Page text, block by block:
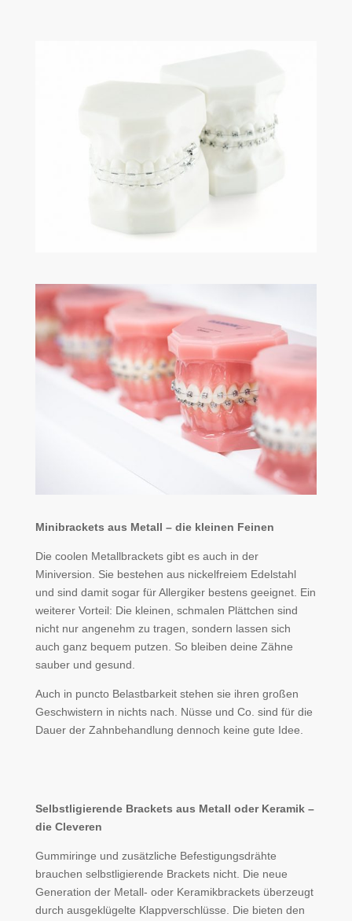
Minibrackets aus Metall – die kleinen Feinen
Die coolen Metallbrackets gibt es auch in der
Miniversion. Sie bestehen aus nickelfreiem Edelstahl
und sind damit sogar für Allergiker bestens geeignet. Ein
weiterer Vorteil: Die kleinen, schmalen Plättchen sind
nicht nur angenehm zu tragen, sondern lassen sich
auch ganz bequem putzen. So bleiben deine Zähne
sauber und gesund.
Auch in puncto Belastbarkeit stehen sie ihren großen
Geschwistern in nichts nach. Nüsse und Co. sind für die
Dauer der Zahnbehandlung dennoch keine gute Idee.
Selbstligierende Brackets aus Metall oder Keramik –
die Cleveren
Gummiringe und zusätzliche Befestigungsdrähte
brauchen selbstligierende Brackets nicht. Die neue
Generation der Metall- oder Keramikbrackets überzeugt
durch ausgeklügelte Klappverschlüsse. Die bieten den